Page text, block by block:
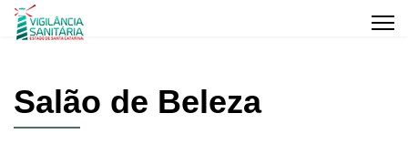
Salão de Beleza